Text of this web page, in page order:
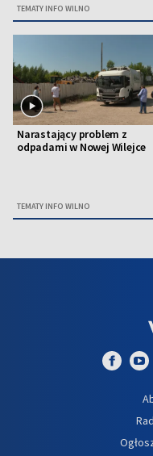
TEMATY INFO WILNO
Narastający problem z
odpadami w Nowej Wilejce
TEMATY INFO WILNO